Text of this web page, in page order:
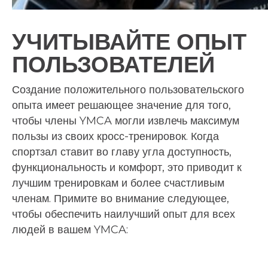
УЧИТЫВАЙТЕ ОПЫТ
ПОЛЬЗОВАТЕЛЕЙ
Создание положительного пользовательского
опыта имеет решающее значение для того,
чтобы члены YMCA могли извлечь максимум
пользы из своих кросс-тренировок. Когда
спортзал ставит во главу угла доступность,
функциональность и комфорт, это приводит к
лучшим тренировкам и более счастливым
членам. Примите во внимание следующее,
чтобы обеспечить наилучший опыт для всех
людей в вашем YMCA: